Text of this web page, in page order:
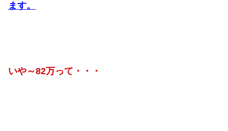
ます。
いや～82万って・・・